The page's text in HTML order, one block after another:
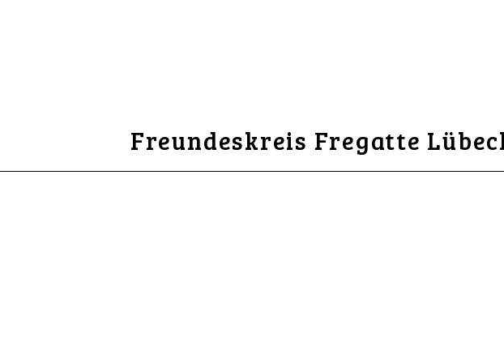
Freundeskreis Fregatte